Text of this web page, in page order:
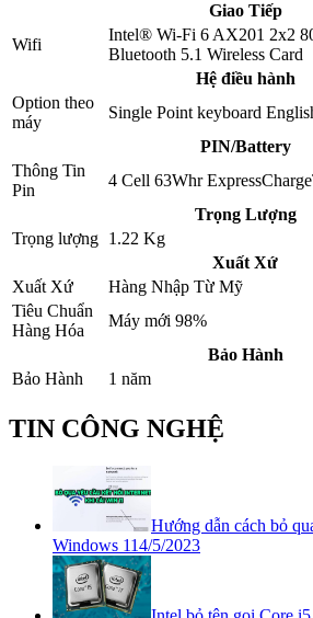
Giao Tiếp
Wifi
Intel® Wi-Fi 6 AX201 2x2
Bluetooth 5.1 Wireless Card
Hệ điều hành
Option theo
máy
Single Point keyboard
PIN/Battery
Thông Tin
Pin
4 Cell 63Whr
Trọng Lượng
Trọng lượng 1.22 Kg
Xuất Xứ
Xuất Xứ
Hàng Nhập Từ Mỹ
Tiêu Chuẩn
Hàng Hóa
Máy mới 98%
Bảo Hành
Bảo Hành
1 năm
TIN CÔNG NGHỆ
Hướng dẫn cách bỏ
Windows 114/5/2023